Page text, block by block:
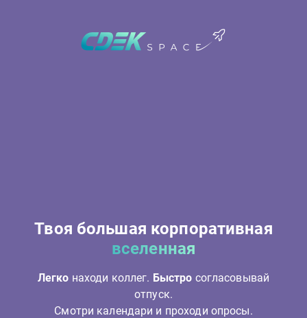
Твоя большая корпоративная
вселенная
Легко находи коллег. Быстро согласовывай
отпуск.
Смотри календари и проходи опросы.